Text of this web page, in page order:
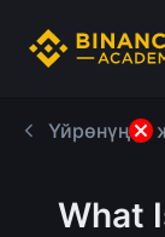
Үйрөнүңүз
What